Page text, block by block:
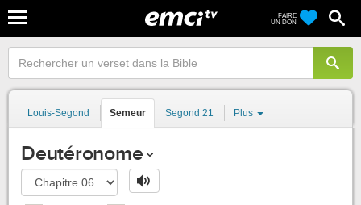
FAIRE
UN DON
Louis-Segond Semeur Segond 21 Plus
Deutéronome